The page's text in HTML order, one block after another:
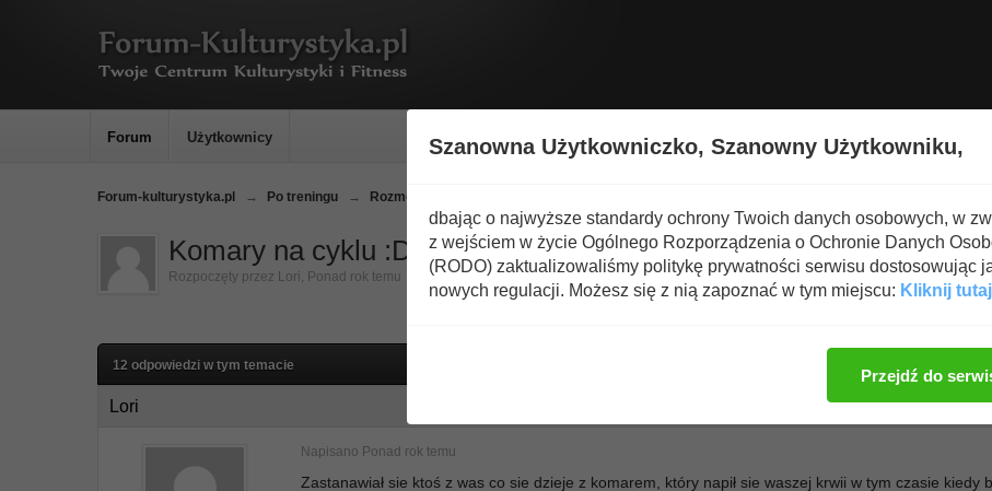
Wyświetl nową zawartość
Forum Użytkownicy
Forum-kulturystyka.pl → Po treningu → Rozmowy nie na temat
Komary na cyklu :D
Rozpoczęty przez Lori, Ponad rok temu
12 odpowiedzi w tym temacie
Lori
Napisano Ponad rok temu
Zastanawiał sie ktoś z was co sie dzieje z komarem, który napił sie waszej krwii w tym czasie kiedy
Szanowna Użytkowniczko, Szanowny Użytkowniku,
dbając o najwyższe standardy ochrony Twoich danych osobowych, w
z wejściem w życie Ogólnego Rozporządzenia o Ochronie Danych
(RODO) zaktualizowaliśmy politykę prywatności serwisu dostosowując
nowych regulacji. Możesz się z nią zapoznać w tym miejscu: Kliknij tutaj
Przejdź do